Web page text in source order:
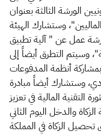
الورشة الثالثة بعنوان
وستشارك الهيئة
عمل عن " آلية تطبيق
وسيتم التطرق أيضاً إلى
بمشاركة أنظمة المدفوعات
وستشارك أيضاً مبادرة
المالية في تعزيز
والدخل اليوم الثاني